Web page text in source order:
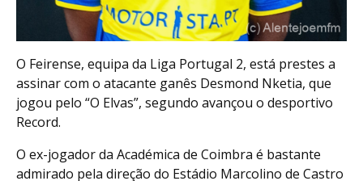
O Feirense, equipa da Liga Portugal 2, está prestes a
assinar com o atacante ganês Desmond Nketia, que
jogou pelo “O Elvas”, segundo avançou o desportivo
Record.
O ex-jogador da Académica de Coimbra é bastante
admirado pela direção do Estádio Marcolino de Castro